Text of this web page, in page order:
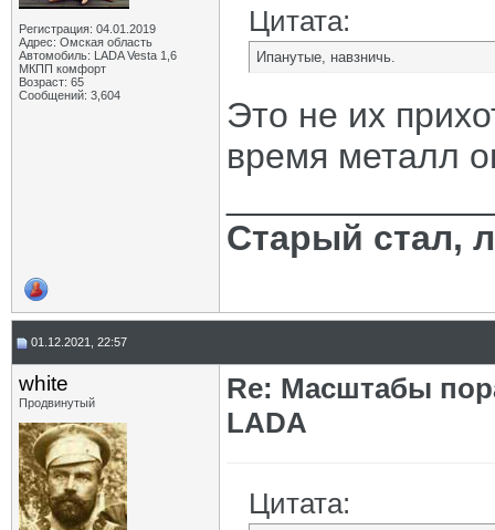
Регистрация: 04.01.2019
Адрес: Омская область
Автомобиль: LADA Vesta 1,6
МКПП комфорт
Возраст: 65
Сообщений: 3,604
Цитата:
Ипанутые, навзничь.
Это не их
время металл
Старый стал,
01.12.2021, 22:57
white
Продвинутый
Re: Масштабы
LADA
Цитата: